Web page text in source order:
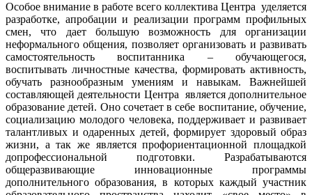
Особое внимание в работе всего коллектива Центра уделяется
разработке, апробации и реализации программ профильных
смен, что дает большую возможность для организации
неформального общения, позволяет организовать и развивать
самостоятельность воспитанника – обучающегося,
воспитывать личностные качества, формировать активность,
обучать разнообразным умениям и навыкам. Важнейшей
составляющей деятельности Центра является дополнительное
образование детей. Оно сочетает в себе воспитание, обучение,
социализацию молодого человека, поддерживает и развивает
талантливых и одаренных детей, формирует здоровый образ
жизни, а так же является профориентационной площадкой
допрофессиональной подготовки. Разрабатываются
общеразвивающие инновационные программы
дополнительного образования, в которых каждый участник